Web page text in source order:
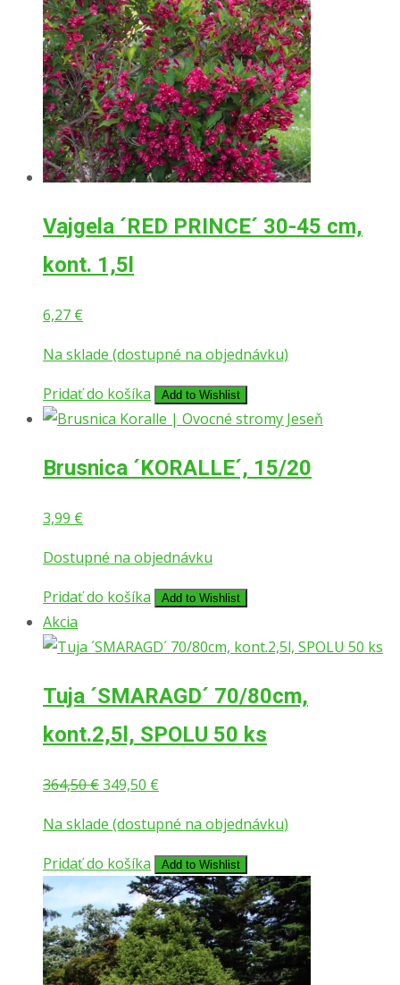
Vajgela ´RED PRINCE´ 30-45 cm,
kont. 1,5l
6,27 €
Na sklade (dostupné na objednávku)
Pridať do košíka
Add to Wishlist
Brusnica ´KORALLE´, 15/20
3,99 €
Dostupné na objednávku
Pridať do košíka
Add to Wishlist
Akcia
Tuja ´SMARAGD´ 70/80cm,
kont.2,5l, SPOLU 50 ks
364,50€Pôvodná
bola:
364,50 €.
349,50 €
je:
349,50 €.
Na sklade (dostupné na objednávku)
Pridať do košíka
Add to Wishlist